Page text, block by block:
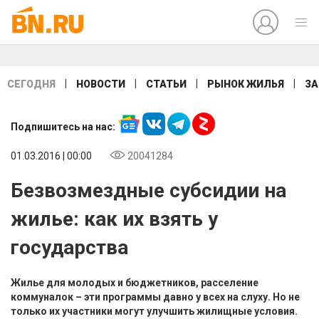
СЕГОДНЯ НОВОСТИ СТАТЬИ РЫНОК ЖИЛЬЯ
Подпишитесь на нас:
01.03.2016 | 00:00 20041284
Безвозмездные субсидии на
жилье: как их взять у
государства
Жилье для молодых и бюджетников, расселение
коммуналок – эти программы давно у всех на слуху. Но не
только их участники могут улучшить жилищные условия.